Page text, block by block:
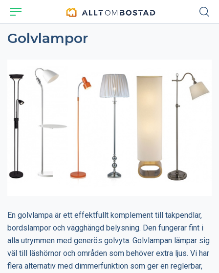
Golvlampor
En golvlampa är ett effektfullt komplement till takpendlar,
bordslampor och vägghängd belysning. Den fungerar fint i
alla utrymmen med generös golvyta. Golvlampan lämpar sig
väl till läshörnor och områden som behöver extra ljus. Vi har
flera alternativ med dimmerfunktion som ger en reglerbar,